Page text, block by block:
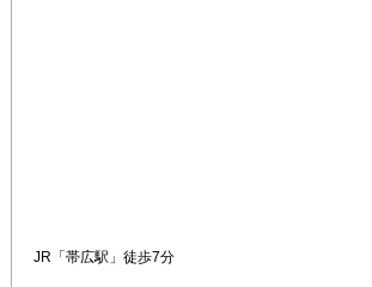
JR「帯広駅」徒歩7分